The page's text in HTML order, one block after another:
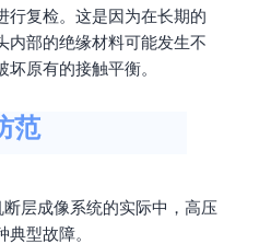
行复检。这是因为在长期的
内部的绝缘材料可能发生不
原有的接触平衡。
范
层成像系统的实际中，高压
型故障。